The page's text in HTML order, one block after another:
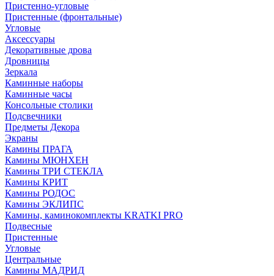
Пристенно-угловые
Пристенные (фронтальные)
Угловые
Аксессуары
Декоративные дрова
Дровницы
Зеркала
Каминные наборы
Каминные часы
Консольные столики
Подсвечники
Предметы Декора
Экраны
Камины ПРАГА
Камины МЮНХЕН
Камины ТРИ СТЕКЛА
Камины КРИТ
Камины РОДОС
Камины ЭКЛИПС
Камины, каминокомплекты KRATKI PRO
Подвесные
Пристенные
Угловые
Центральные
Камины МАДРИД